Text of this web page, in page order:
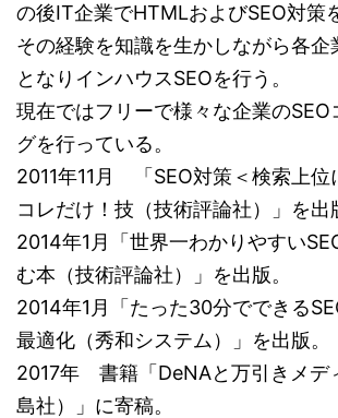
の後IT企業でHTMLおよびSEO対策
その経験を知識を生かしながら各企
となりインハウスSEOを行う。
現在ではフリーで様々な企業のSEO
グを行っている。
2011年11月 「SEO対策＜検索上位
コレだけ！技（技術評論社）」を出
2014年1月「世界一わかりやすい
む本（技術評論社）」を出版。
2014年1月「たった30分でできる
最適化（秀和システム）」を出版。
2017年 書籍「DeNAと万引きメデ
島社）」に寄稿。